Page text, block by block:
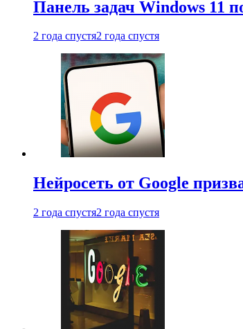
Панель задач Windows 11
2 года спустя2 года спустя
Нейросеть от Google
2 года спустя2 года спустя